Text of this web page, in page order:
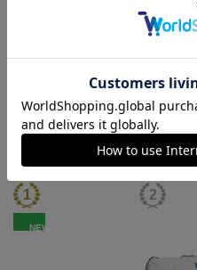
ギフト対応について
NEW